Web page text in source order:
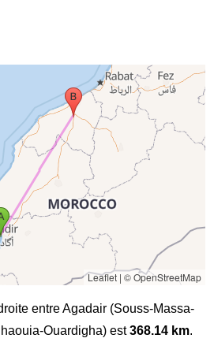
Leaflet| © OpenStreetMap
entre Agadair (Souss-Massa-
Ouardigha) est368.14 km.